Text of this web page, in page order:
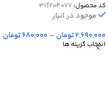
کد محصول:31T204077
موجود در انبار
2,690,000تومان –
680,000تومان
انتخاب گزینه ها